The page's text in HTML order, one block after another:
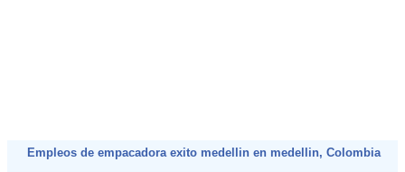
Empleos de empacadora exito medellin en medellin, Colombia